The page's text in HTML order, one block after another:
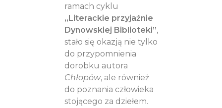
ramach cyklu
„Literackie przyjaźnie
Dynowskiej Biblioteki”,
stało się okazją nie tylko
do przypomnienia
dorobku autora
Chłopów, ale również
do poznania człowieka
stojącego za dziełem.